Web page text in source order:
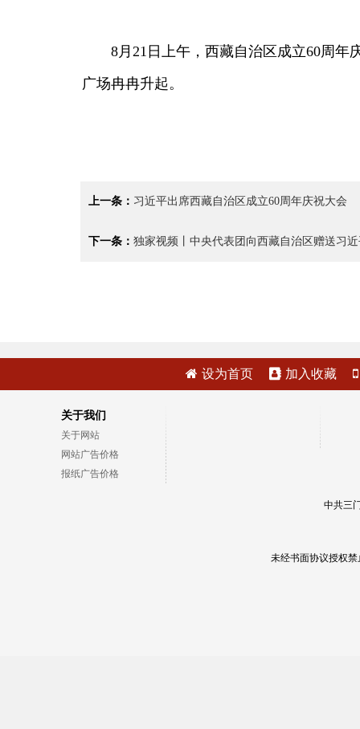
8月21日上午，西藏自治区成立60周年
广场冉冉升起。
上一条： 习近平出席西藏自治区成立60周年庆祝大会
下一条： 独家视频丨中央代表团向西藏自治区赠送习
设为首页 加入收藏
关于我们
关于网站
网站广告价格
报纸广告价格
中共三
未经书面协议授权